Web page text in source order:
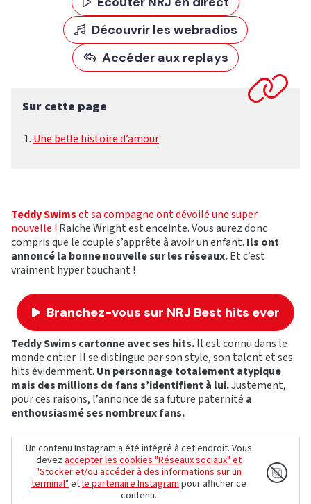
Découvrir les webradios
Accéder aux replays
Sur cette page
Une belle histoire d’amour
Teddy Swimset sa compagne ont dévoilé une super
nouvelle ! Raiche Wright est enceinte. Vous aurez donc
compris que le couple s’apprête à avoir un enfant. Ils ont
annoncé la bonne nouvelle sur les réseaux.Et c’est
vraiment hyper touchant !
Branchez-vous sur NRJ Best hits ever
Teddy Swims cartonne avec ses hits.Il est connu dans le
monde entier. Il se distingue par son style, son talent et ses
hits évidemment. Un personnage totalement atypique
mais des millions de fans s’identifient à lui.Justement,
pour ces raisons, l’annonce de sa future paternité a
enthousiasmé ses nombreux fans.
Un contenu Instagram a été intégré à cet endroit. Vous
devezaccepter les cookies "Réseaux sociaux" et
"Stocker et/ou accéder à des informations sur un
terminal"etle partenaire Instagrampour afficher ce
contenu.